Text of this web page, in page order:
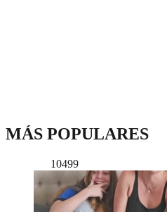
MÁS POPULARES
10499